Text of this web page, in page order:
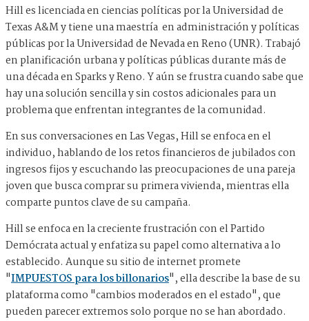
Hill es licenciada en ciencias políticas por la Universidad de
Texas A&M y tiene una maestría en administración y políticas
públicas por la Universidad de Nevada en Reno (UNR). Trabajó
en planificación urbana y políticas públicas durante más de
una década en Sparks y Reno. Y aún se frustra cuando sabe que
hay una solución sencilla y sin costos adicionales para un
problema que enfrentan integrantes de la comunidad.
En sus conversaciones en Las Vegas, Hill se enfoca en el
individuo, hablando de los retos financieros de jubilados con
ingresos fijos y escuchando las preocupaciones de una pareja
joven que busca comprar su primera vivienda, mientras ella
comparte puntos clave de su campaña.
Hill se enfoca en la creciente frustración con el Partido
Demócrata actual y enfatiza su papel como alternativa a lo
establecido. Aunque su sitio de internet promete
"IMPUESTOS para los billonarios", ella describe la base de su
plataforma como "cambios moderados en el estado", que
pueden parecer extremos solo porque no se han abordado.